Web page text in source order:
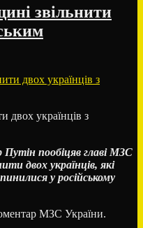
звільнити
двох українців з
пообіцяв главі МЗС
двох українців, які
у російському
МЗС України.